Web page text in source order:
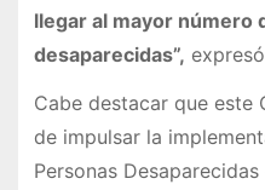
llegar al mayor número
desaparecidas”,
Cabe destacar que este
de impulsar la
Personas